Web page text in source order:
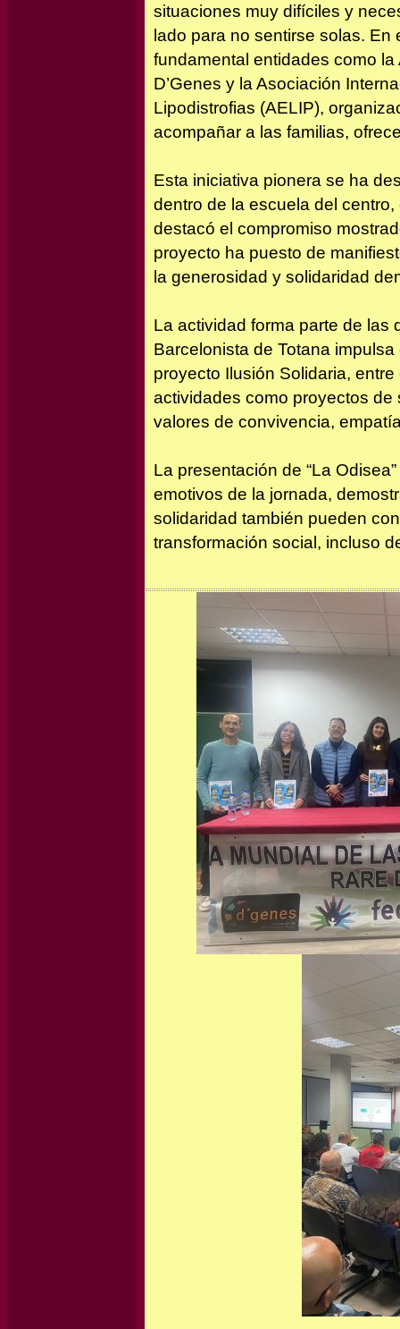
situaciones muy difíciles y
lado para no sentirse solas.
fundamental entidades como
D’Genes y la Asociación
Lipodistrofias (AELIP),
acompañar a las familias,
Esta iniciativa pionera se ha
dentro de la escuela del
destacó el compromiso
proyecto ha puesto de
la generosidad y solidaridad
La actividad forma parte de las
Barcelonista de Totana
proyecto Ilusión Solidaria,
actividades como proyectos
valores de convivencia,
La presentación de “La
emotivos de la jornada,
solidaridad también pueden
transformación social, incluso